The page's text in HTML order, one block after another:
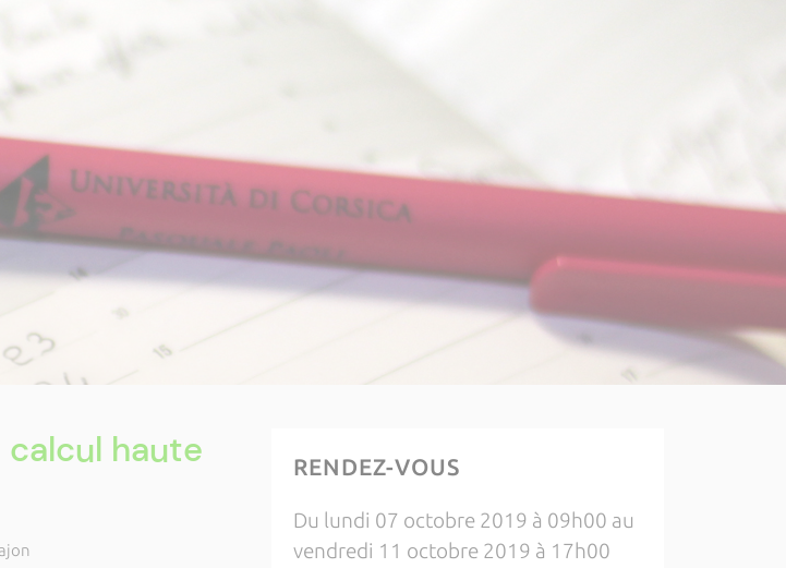
haute
RENDEZ-VOUS
Du lundi 07 octobre 2019 à 09h00 au
vendredi 11 octobre 2019 à 17h00